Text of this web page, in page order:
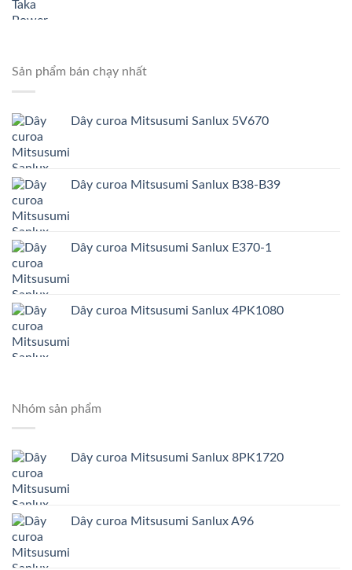
Sản phẩm bán chạy nhất
Dây curoa Mitsusumi Sanlux 5V670
Dây curoa Mitsusumi Sanlux B38-B39
Dây curoa Mitsusumi Sanlux E370-1
Dây curoa Mitsusumi Sanlux 4PK1080
Nhóm sản phẩm
Dây curoa Mitsusumi Sanlux 8PK1720
Dây curoa Mitsusumi Sanlux A96